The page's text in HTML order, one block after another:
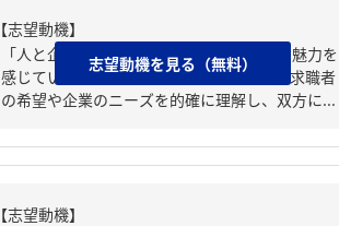
【志望動機】
「人と企業の架け橋」としての役割に深い魅力を
感じているからです。人材紹介の分野で、求職者
の希望や企業のニーズを的確に理解し、双方に...
志望動機を見る（無料）
【志望動機】